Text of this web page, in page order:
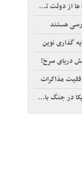
هستند
گذاری نوین
دریای سرخ!
مذاکرات